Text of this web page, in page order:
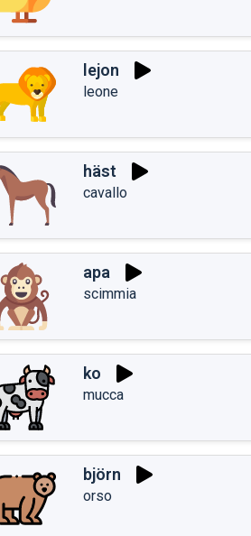
lejon
leone
häst
cavallo
apa
scimmia
ko
mucca
björn
orso